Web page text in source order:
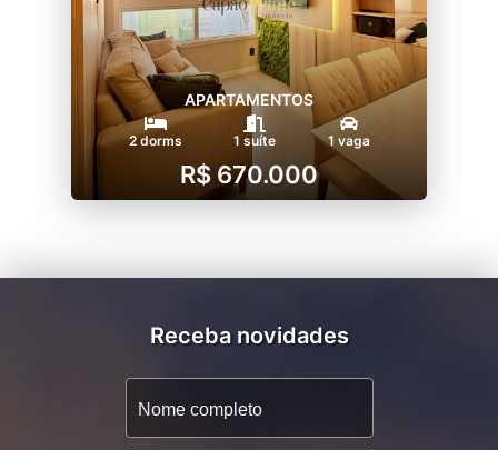
APARTAMENTOS
2 dorms 1 suíte 1 vaga
R$ 670.000
Receba novidades